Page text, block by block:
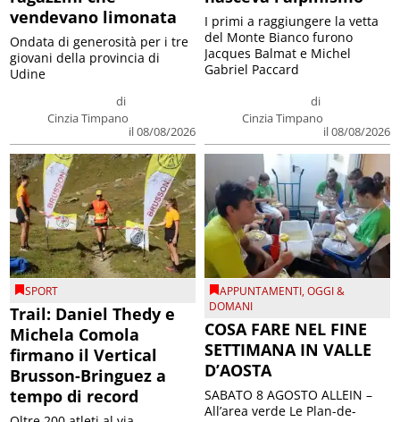
vendevano limonata
di
Cinzia Timpano
il 08/08/2026
Ondata di generosità per i tre
giovani della provincia di
Udine
di
Cinzia Timpano
il 08/08/2026
I primi a raggiungere la vetta
del Monte Bianco furono
Jacques Balmat e Michel
Gabriel Paccard
SPORT
Trail: Daniel Thedy e
Michela Comola
firmano il Vertical
Brusson-Bringuez a
tempo di record
APPUNTAMENTI,OGGI &
DOMANI
COSA FARE NEL FINE
SETTIMANA IN VALLE
D’AOSTA
SABATO 8 AGOSTO ALLEIN –
All’area verde Le Plan-de-